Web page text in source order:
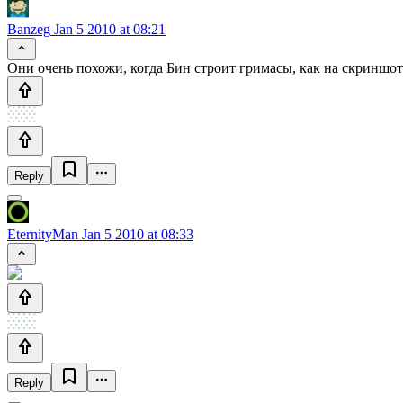
Banzeg Jan 5 2010 at 08:21
Они очень похожи, когда Бин строит гримасы, как на
Reply
EternityMan Jan 5 2010 at 08:33
Reply